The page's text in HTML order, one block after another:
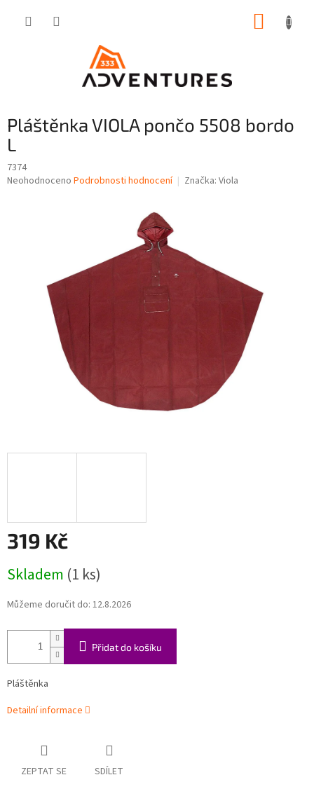
Pláštěnka VIOLA pončo 5508 bordo
L
7374
Průměrné
Neohodnoceno Podrobnosti hodnocení Značka: Viola
319 Kč
cena:
Skladem (1 ks)
Můžeme doručit do: 12.8.2026
Přidat do košíku
Pláštěnka
Detailní informace
ZEPTAT SE SDÍLET